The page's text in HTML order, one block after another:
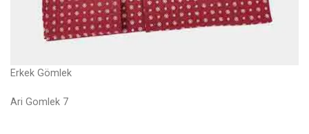
Erkek Gömlek
Ari Gomlek 7